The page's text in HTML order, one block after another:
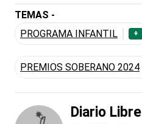
TEMAS -
PROGRAMA INFANTIL
+
PREMIOS SOBERANO 2024
Diario Libre